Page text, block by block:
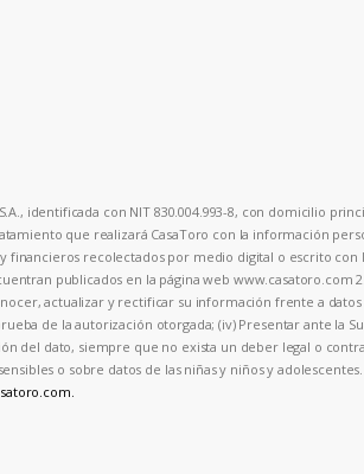
identificada con NIT 830.004.993-8, con domicilio
que realizará CasaToro con la información
recolectados por medio digital o escrito con
publicados en la página web www.casatoro.com
actualizar y rectificar su información frente a
de la autorización otorgada; (iv) Presentar ante la
del dato, siempre que no exista un deber legal o
o sobre datos de las niñas y niños y adolescentes. 3.